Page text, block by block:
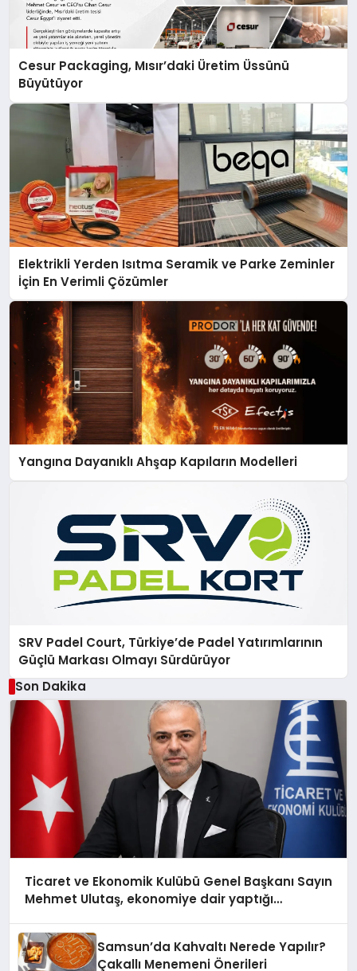
Cesur Packaging, Mısır’daki Üretim Üssünü
Büyütüyor
Elektrikli Yerden Isıtma Seramik ve Parke Zeminler
İçin En Verimli Çözümler
Yangına Dayanıklı Ahşap Kapıların Modelleri
SRV Padel Court, Türkiye’de Padel Yatırımlarının
Güçlü Markası Olmayı Sürdürüyor
Son Dakika
Ticaret ve Ekonomik Kulübü Genel Başkanı Sayın
Mehmet Ulutaş, ekonomiye dair yaptığı
Samsun’da Kahvaltı Nerede Yapılır?
Çakallı Menemeni Önerileri